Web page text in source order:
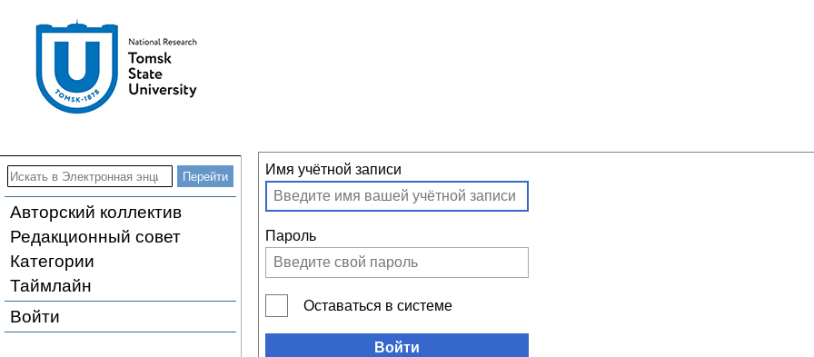
Авторский коллектив
Редакционный совет
Категории
Таймлайн
Войти
Имя учётной записи
Пароль
Оставаться в системе
Войти